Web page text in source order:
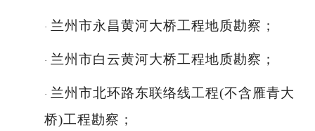
· 兰州市永昌黄河大桥工程地质勘察；
· 兰州市白云黄河大桥工程地质勘察；
· 兰州市北环路东联络线工程(不含雁青大
桥)工程勘察；